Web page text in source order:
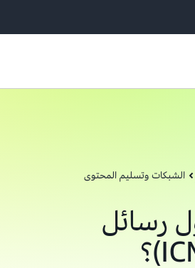
الشبكات وتسليم المحتوى
رسائل